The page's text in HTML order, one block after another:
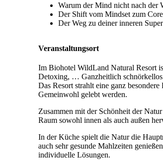
Warum der Mind nicht nach der
Der Shift vom Mindset zum
Der Weg zu deiner inneren
Veranstaltungsort
Im Biohotel WildLand Natural Resort
Detoxing, … Ganzheitlich
Das Resort strahlt eine ganz
Gemeinwohl gelebt werden.
Zusammen mit der Schönheit der
Raum sowohl innen als auch außen
In der Küche spielt die Natur die
auch sehr gesunde Mahlzeiten
individuelle Lösungen.